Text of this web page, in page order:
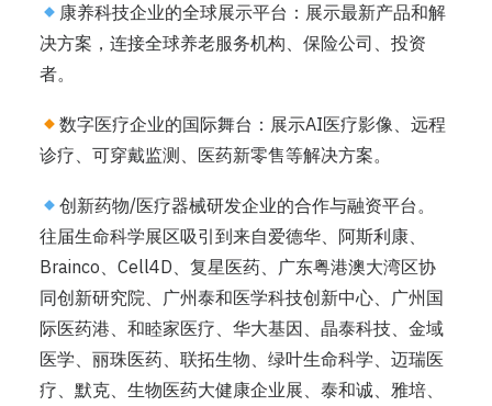
康养科技企业的全球展示平台：展示最新产品和解
决方案，连接全球养老服务机构、保险公司、投资
者。
数字医疗企业的国际舞台：展示AI医疗影像、远程
诊疗、可穿戴监测、医药新零售等解决方案。
创新药物/医疗器械研发企业的合作与融资平台。
往届生命科学展区吸引到来自爱德华、阿斯利康、
Brainco、Cell4D、复星医药、广东粤港澳大湾区协
同创新研究院、广州泰和医学科技创新中心、广州国
际医药港、和睦家医疗、华大基因、晶泰科技、金域
医学、丽珠医药、联拓生物、绿叶生命科学、迈瑞医
疗、默克、生物医药大健康企业展、泰和诚、雅培、